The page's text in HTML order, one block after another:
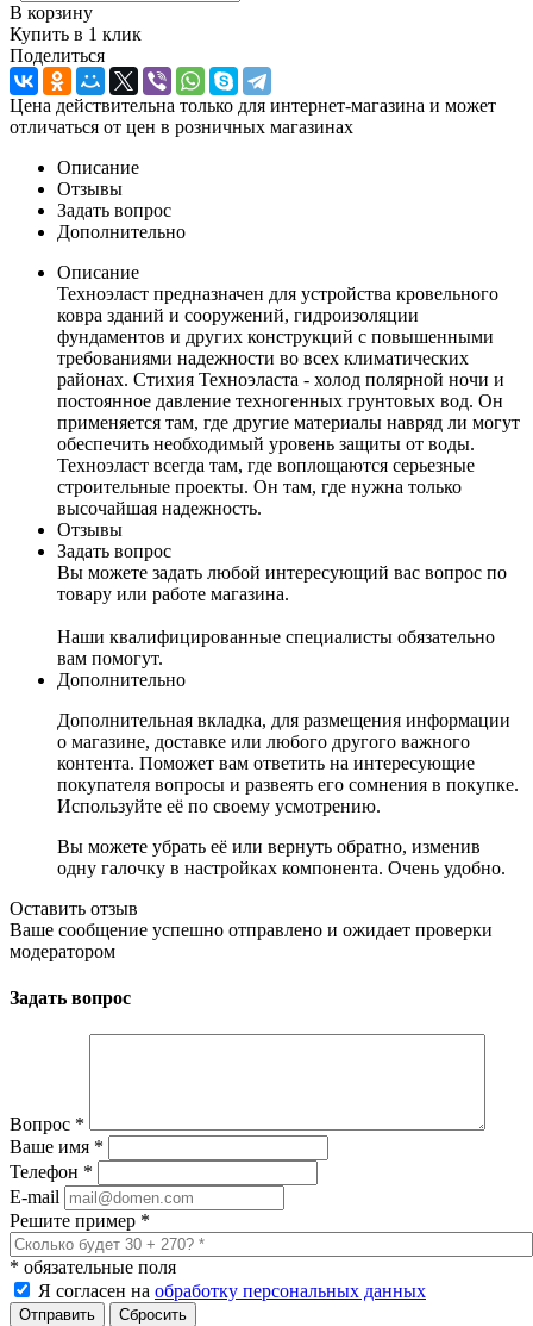
В корзину
Купить в 1 клик
Поделиться
Цена действительна только для интернет-магазина и может
отличаться от цен в розничных магазинах
Описание
Отзывы
Задать вопрос
Дополнительно
Описание
Техноэласт предназначен для устройства кровельного
ковра зданий и сооружений, гидроизоляции
фундаментов и других конструкций с повышенными
требованиями надежности во всех климатических
районах. Стихия Техноэласта - холод полярной ночи и
постоянное давление техногенных грунтовых вод. Он
применяется там, где другие материалы навряд ли могут
обеспечить необходимый уровень защиты от воды.
Техноэласт всегда там, где воплощаются серьезные
строительные проекты. Он там, где нужна только
высочайшая надежность.
Отзывы
Задать вопрос
Вы можете задать любой интересующий вас вопрос по
товару или работе магазина.
Наши квалифицированные специалисты обязательно
вам помогут.
Дополнительно
Дополнительная вкладка, для размещения информации
о магазине, доставке или любого другого важного
контента. Поможет вам ответить на интересующие
покупателя вопросы и развеять его сомнения в покупке.
Используйте её по своему усмотрению.
Вы можете убрать её или вернуть обратно, изменив
одну галочку в настройках компонента. Очень удобно.
Оставить отзыв
Ваше сообщение успешно отправлено и ожидает проверки
модератором
Задать вопрос
Вопрос *
Ваше имя *
Телефон *
E-mail
Решите пример *
* обязательные поля
Я согласен на обработку персональных данных
Сбросить